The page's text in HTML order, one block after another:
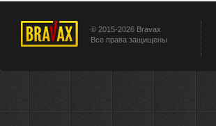
© 2015-2026 Bravax
Все права защищены